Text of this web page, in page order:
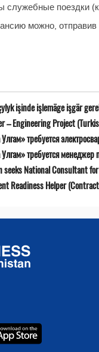
служебные поездки
можно,
işinde işlemäge işgär
– Engineering Project
требуется
требуется менеджер
seeks National Consultant
Readiness Helper